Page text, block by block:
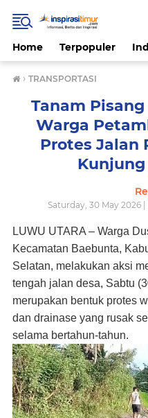
Home Terpopuler
› TRANSPORTASI
Tanam
Warga
Protes Jalan
Saturday, 30 May 2026 |
LUWU UTARA – Warga
Kecamatan Baebunta,
Selatan, melakukan aksi
tengah jalan desa, Sabtu
merupakan bentuk protes
dan drainase yang rusak
selama bertahun-tahun.